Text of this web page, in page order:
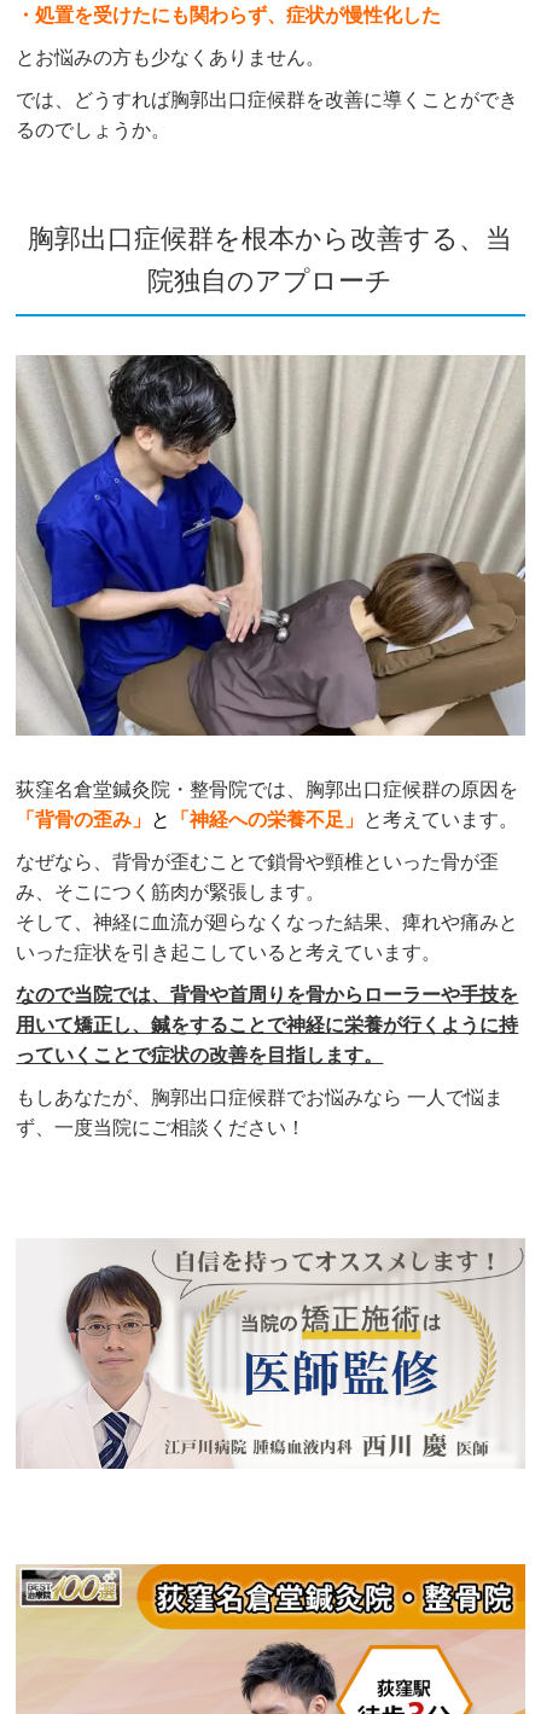
・処置を受けたにも関わらず、症状が慢性化した
とお悩みの方も少なくありません。
では、どうすれば胸郭出口症候群を改善に導くことができ
るのでしょうか。
胸郭出口症候群を根本から改善する、当
院独自のアプローチ
荻窪名倉堂鍼灸院・整骨院では、胸郭出口症候群の原因を
「背骨の歪み」 と 「神経への栄養不足」 と考えています。
なぜなら、背骨が歪むことで鎖骨や頸椎といった骨が歪
み、そこにつく筋肉が緊張します。
そして、神経に血流が廻らなくなった結果、痺れや痛みと
いった症状を引き起こしていると考えています。
なので当院では、背骨や首周りを骨からローラーや手技を
用いて矯正し、鍼をすることで神経に栄養が行くように持
っていくことで症状の改善を目指します。
もしあなたが、胸郭出口症候群でお悩みなら 一人で悩ま
ず、一度当院にご相談ください！